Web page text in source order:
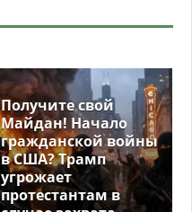
Получите свой
Майдан! Начало
гражданской войны
в США? Трамп
угрожает
протестантам в